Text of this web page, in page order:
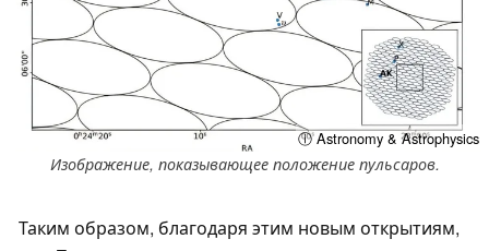
ⓘ Astronomy & Astrophysics
Изображение, показывающее положение пульсаров.
Таким образом, благодаря этим новым открытиям,